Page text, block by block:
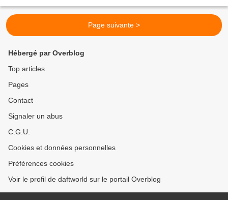
Page suivante >
Hébergé par Overblog
Top articles
Pages
Contact
Signaler un abus
C.G.U.
Cookies et données personnelles
Préférences cookies
Voir le profil de daftworld sur le portail Overblog